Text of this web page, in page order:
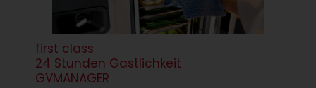
first class
24 Stunden Gastlichkeit
GVMANAGER